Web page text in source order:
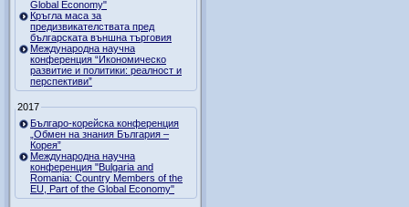
Global Economy"
Кръгла маса за
предизвикателствата пред
българската външна търговия
Международна научна
конференция “Икономическо
развитие и политики: реалност и
перспективи”
2017
Българо-корейска конференция
„Обмен на знания България –
Корея”
Международна научна
конференция "Bulgaria and
Romania: Country Members of the
EU, Part of the Global Economy"